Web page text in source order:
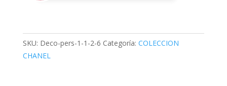
SKU: Deco-pers-1-1-2-6 Categoría: COLECCION
CHANEL